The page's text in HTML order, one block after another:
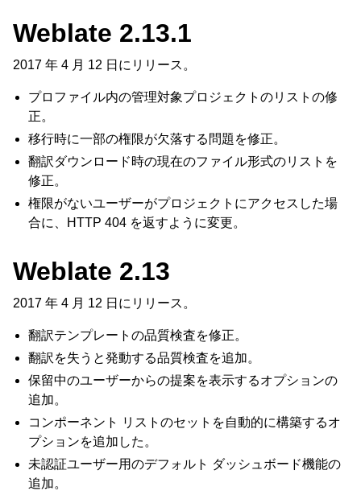
Weblate 2.13.1
2017 年 4 月 12 日にリリース。
プロファイル内の管理対象プロジェクトのリストの修
正。
移行時に一部の権限が欠落する問題を修正。
翻訳ダウンロード時の現在のファイル形式のリストを
修正。
権限がないユーザーがプロジェクトにアクセスした場
合に、HTTP 404 を返すように変更。
Weblate 2.13
2017 年 4 月 12 日にリリース。
翻訳テンプレートの品質検査を修正。
翻訳を失うと発動する品質検査を追加。
保留中のユーザーからの提案を表示するオプションの
追加。
コンポーネント リストのセットを自動的に構築するオ
プションを追加した。
未認証ユーザー用のデフォルト ダッシュボード機能の
追加。